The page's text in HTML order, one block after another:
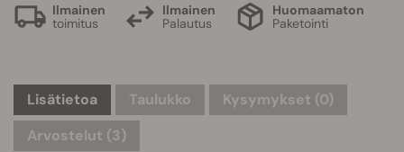
Ilmainen
toimitus
Ilmainen
Palautus
Huomaamaton
Paketointi
Lisätietoa Taulukko Kysymykset (0)
Arvostelut (3)